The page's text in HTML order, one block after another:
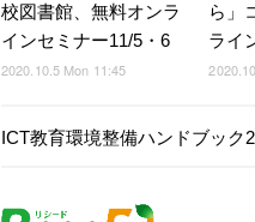
校図書館、無料オンラ
インセミナー11/5・6
2020.10.5 Mon 11:45
ら」
ライ
ICT教育環境整備ハンドブック